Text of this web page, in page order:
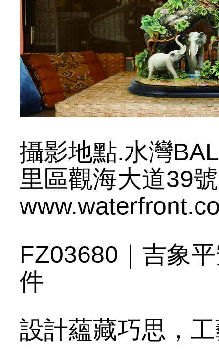
攝影地點.水灣
里區觀海大道39
FZ03680｜吉象
件
設計蘊藏巧思，